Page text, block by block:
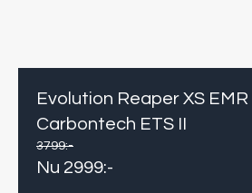
Evolution Reaper XS EMR
Carbontech ETS II
3799:-
Nu 2999:-